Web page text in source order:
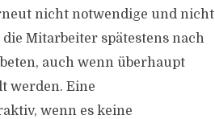
nicht notwendige und nicht
Mitarbeiter spätestens nach
auch wenn überhaupt
werden. Eine
wenn es keine